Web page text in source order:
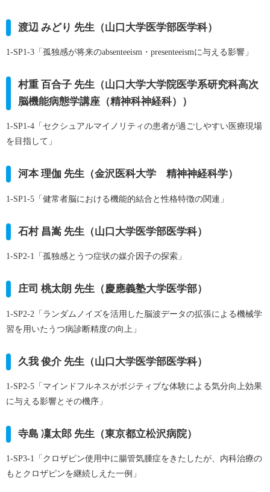
渡辺 みどり 先生（山口大学医学部医学科）
1-SP1-3「孤独感が将来のabsenteeism・presenteeismに与える影響」
村重 百合子 先生（山口大学大学院医学系研究科高次
脳機能病態学講座（精神科神経科））
1-SP1-4「セクシュアルマイノリティの患者が過ごしやすい医療現場
を目指して」
河本 理伽 先生（金沢医科大学 精神神経科学）
1-SP1-5「健常者脳における機能的結合と性格特徴の関連」
石村 昌嵩 先生（山口大学医学部医学科）
1-SP2-1「孤独感とうつ症状の媒介因子の探索」
庄司 桃太朗 先生（慶應義塾大学医学部）
1-SP2-2「ランダムノイズを活用した脳波データの拡張による機械学
習を用いたうつ病診断精度の向上」
久我 俊介 先生（山口大学医学部医学科）
1-SP2-5「マインドフルネスがポジティブな体験による気分向上効果
に与える影響とその機序」
寺島 凜太郎 先生（東京都立松沢病院）
1-SP3-1「クロザピン使用中に腸管気腫症をきたしたが、内科治療の
もとクロザピンを継続しえた一例」